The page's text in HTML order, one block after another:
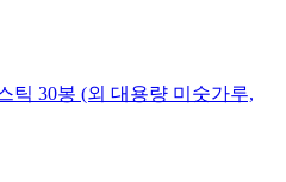
틱 30봉 (외 대용량 미숫가루,